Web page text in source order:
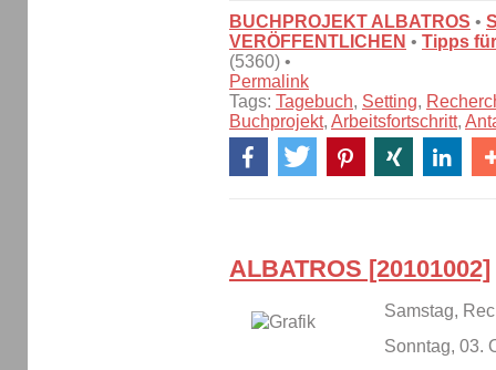
BUCHPROJEKT ALBATROS •
VERÖFFENTLICHEN • Tipps
(5360) •
Permalink
Tags: Tagebuch, Setting,
Buchprojekt, Arbeitsfortschritt,
ALBATROS [20101002]
Samstag,
Sonntag, 03.